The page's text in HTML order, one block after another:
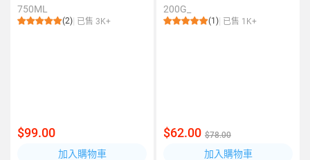
750ML
(2) 已售 3K+
$99.00
加入購物車
200G_
(1) 已售 1K+
$62.00 $78.00
加入購物車